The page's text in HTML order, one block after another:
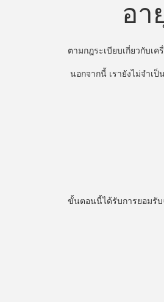
อา
ตามกฎระเบียบเกี่ยวกับเ
นอกจากนี้ เรายังไม่จำเ
ขั้นตอนนี้ได้รับการยอมรั